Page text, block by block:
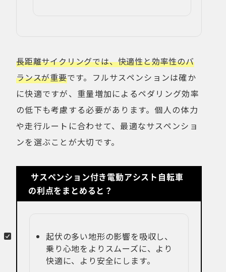
長距離サイクリングでは、快適性と効率性のバ
ランスが重要です。フルサスペンションは確か
に快適ですが、重量増加によるペダリング効率
の低下も考慮する必要があります。個人の体力
や走行ルートに合わせて、最適なサスペンショ
ンを選ぶことが大切です。
サスペンション付き電動アシスト自転車
の利点をまとめると？
起伏の多い地形の影響を吸収し、
乗り心地をよりスムーズに、より
快適に、より安全にします。